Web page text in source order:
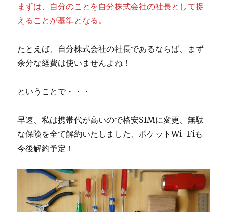
まずは、自分のことを自分株式会社の社長として捉
えることが基準となる。
たとえば、自分株式会社の社長であるならば、まず
余分な経費は使いませんよね！
ということで・・・
早速、私は携帯代が高いので格安SIMに変更、無駄
な保険を全て解約いたしました、ポケットWi-Fiも
今後解約予定！